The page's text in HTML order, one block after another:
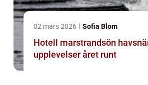
02 mars 2026 Sofia Blom
Hotell marstrandsön havsnära
upplevelser året runt